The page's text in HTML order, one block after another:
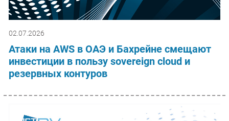
02.07.2026
Атаки на AWS в ОАЭ и Бахрейне смещают
инвестиции в пользу sovereign cloud и
резервных контуров